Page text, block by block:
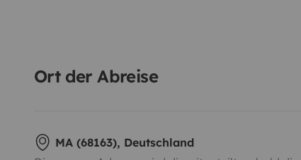
Ort der Abreise
MA (68163), Deutschland